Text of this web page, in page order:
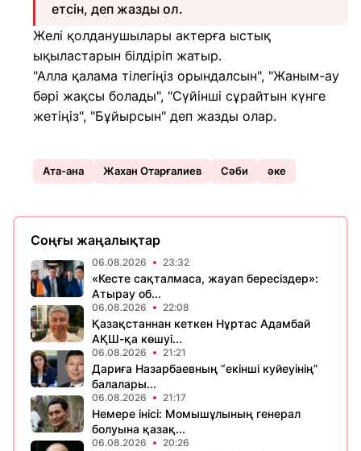
етсін, деп жазды ол.
Желі қолданушылары актерға ыстық
ықыластарын білдіріп жатыр.
"Алла қалама тілегіңіз орындалсын", "Жаным-ау
бәрі жақсы болады", "Сүйінші сұрайтын күнге
жетіңіз", "Бұйырсын" деп жазды олар.
Ата-ана Жахан Отарғалиев Сәби әке
Соңғы жаңалықтар
06.08.2026 23:32
«Кесте сақталмаса, жауап бересіздер»:
Атырау об...
06.08.2026 22:08
Қазақстаннан кеткен Нұртас Адамбай
АҚШ-қа көшуі...
06.08.2026 21:21
Дариға Назарбаевның “екінші куйеуінің”
балалары...
06.08.2026 21:17
Немере інісі: Момышұлының генерал
болуына қазақ...
06.08.2026 20:26